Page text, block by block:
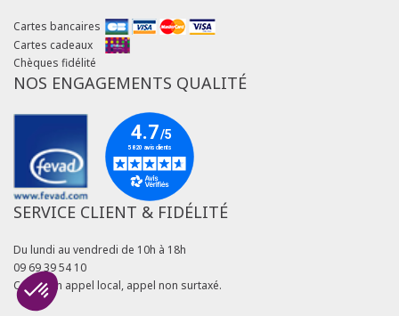
Cartes bancaires
Cartes cadeaux
Chèques fidélité
NOS ENGAGEMENTS QUALITÉ
SERVICE CLIENT & FIDÉLITÉ
Du lundi au vendredi de 10h à 18h
09 69 39 54 10
Coût d'un appel local, appel non surtaxé.